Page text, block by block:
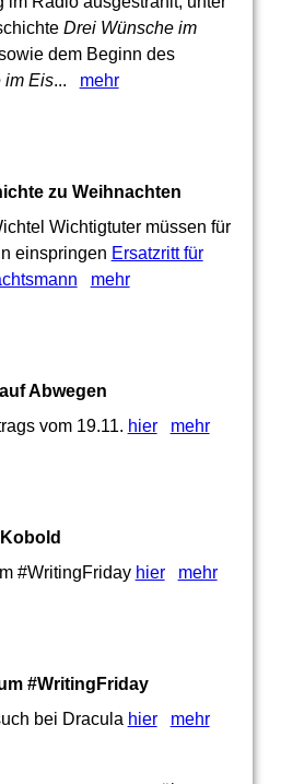
Drei Wünsche im
dem Beginn des
im Eis... mehr
zu Weihnachten
Wichtigtuter müssen für
einspringen Ersatzritt für
mehr
Abwegen
vom 19.11. hier mehr
#WritingFriday hier mehr
#WritingFriday
bei Dracula hier mehr